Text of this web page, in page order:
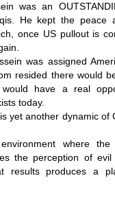
was an
He kept the peace
once US pullout is
was assigned
resided there would
have a real
today.
yet another dynamic of
where
the perception of
results produces a